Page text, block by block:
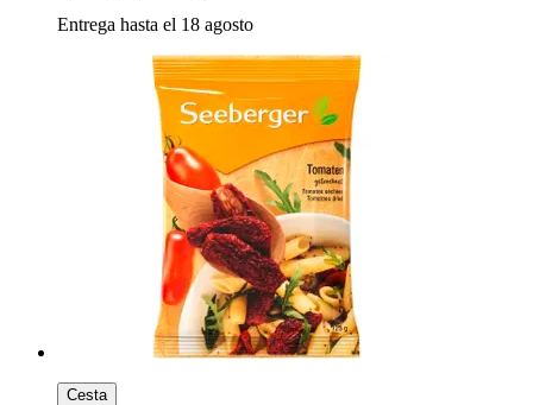
Entrega hasta el 18 agosto
Cesta